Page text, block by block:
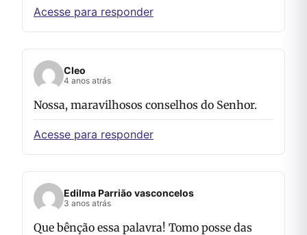
Acesse para responder
Cleo
4 anos atrás
Nossa, maravilhosos conselhos do Senhor.
Acesse para responder
Edilma Parrião vasconcelos
3 anos atrás
Que bênção essa palavra! Tomo posse das